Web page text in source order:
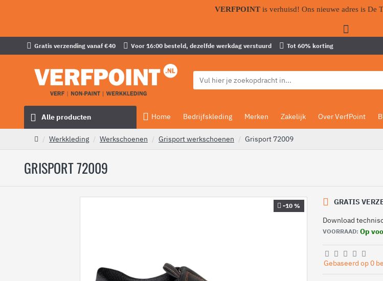
VERFPOINT is verhuisd! Ons nieuwe adres is De
Gratis verzending vanaf €40 Voor 16:00 besteld, dezelfde werkdag verstuurd Tot 60% korting
Alle producten Home Bedrijfskleding Merken Zakelijk Over VerfPoint
Werkkleding Werkschoenen Grisport werkschoenen Grisport 72009
GRISPORT 72009
-10 % GRATIS
Download
VOORRAAD: Op
Gebaseerd op 0